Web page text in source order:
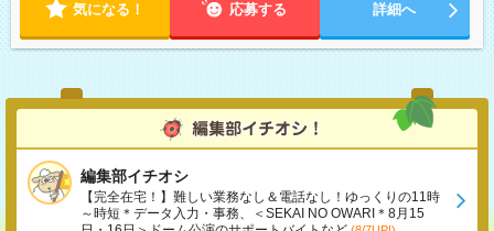
気になる！ 応募する 詳細へ
編集部イチオシ
【完全在宅！】難しい業務なし＆電話なし！ゆっくりの11時
～時短＊データ入力・事務、＜SEKAI NO OWARI＊8月15